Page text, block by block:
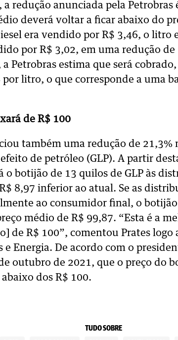
a redução anunciada pela Petrobras
deverá voltar a ficar abaixo do
era vendido por R$ 3,46, o litro
por R$ 3,02, em uma redução de
Petrobras estima que será cobrado,
por litro, o que corresponde a uma
de R$ 100
também uma redução de 21,3%
de petróleo (GLP). A partir
o botijão de 13 quilos de GLP às
8,97 inferior ao atual. Se as
ao consumidor final, o botijão
médio de R$ 99,87. “Esta é a
de R$ 100”, comentou Prates logo
Energia. De acordo com o
outubro de 2021, que o preço do
dos R$ 100.
TUDO SOBRE